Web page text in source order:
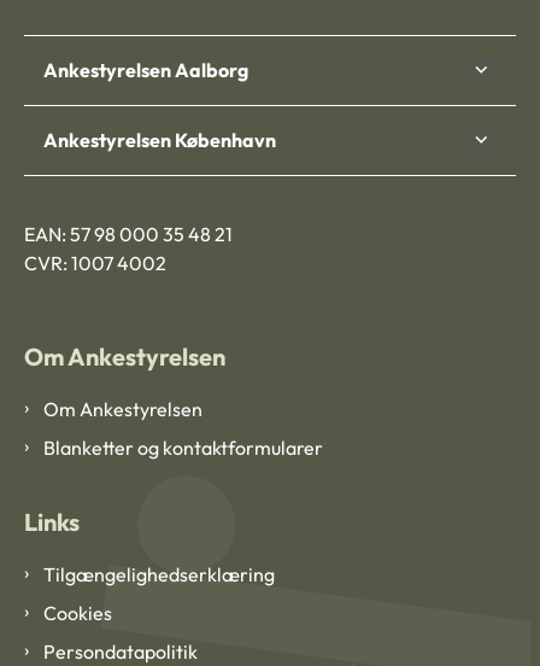
Ankestyrelsen Aalborg
Ankestyrelsen København
EAN: 57 98 000 35 48 21
CVR: 1007 4002
Om Ankestyrelsen
Om Ankestyrelsen
Blanketter og kontaktformularer
Links
Tilgængelighedserklæring
Cookies
Persondatapolitik